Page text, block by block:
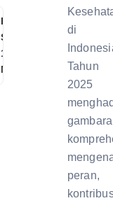
FILE
SIZE:
18
MB
di
Tahun
2025
peran,